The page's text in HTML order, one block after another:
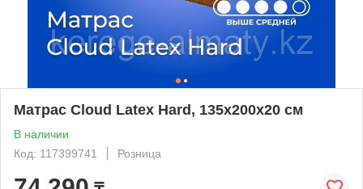
Матрас Cloud Latex Hard, 135x200x20 см
В наличии
Код: 117399741
Розница